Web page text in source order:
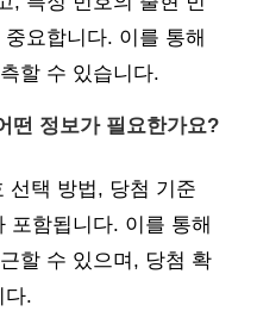
요합니다. 이를 통해
할 수 있습니다.
떤 정보가 필요한가요?
선택 방법, 당첨 기준
포함됩니다. 이를 통해
할 수 있으며, 당첨 확
다.